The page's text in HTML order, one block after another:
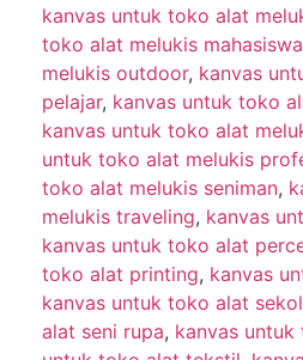
kanvas untuk toko alat
toko alat melukis mahasiswa
melukis outdoor, kanvas
pelajar, kanvas untuk toko
kanvas untuk toko alat
untuk toko alat melukis
toko alat melukis seniman,
melukis traveling, kanvas
kanvas untuk toko alat
toko alat printing, kanvas
kanvas untuk toko alat
alat seni rupa, kanvas